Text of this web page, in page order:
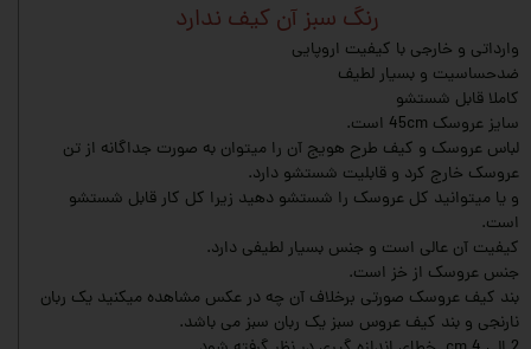
رنگ سبز آن کیف ندارد
وارداتی و خارجی با کیفیت اروپایی
ضدحساسیت و بسیار لطیف
کاملا قابل شستشو
سایز عروسک 45cm است.
لباس عروسک و کیف طرح هویج آن را میتوان به صورت جداگانه از تن
عروسک خارج کرد و قابلیت شستشو دارد.
و یا میتوانید کل عروسک را شستشو دهید زیرا کل کار قابل شستشو
است.
کیفیت آن عالی است و جنس بسیار لطیفی دارد.
جنس عروسک از خز است.
بند کیف عروسک صورتی برخلاف آن چه در عکس مشاهده میکنید یک ربان
نارنجی و بند کیف عروس سبز یک ربان سبز می باشد.